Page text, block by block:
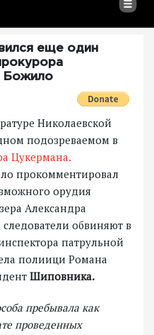
еще один
Божило
Николаевской
подозреваемом в
Цукермана.
прокомментировал
орудия
Александра
обвиняют в
патрульной
полиици Романа
Шиповника.
пребывала как
проведенных